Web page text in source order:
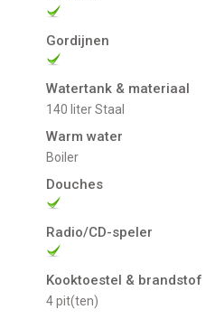
Gordijnen
Watertank & materiaal
140 liter Staal
Warm water
boiler
Douches
Radio/CD-speler
Kooktoestel & brandstof
4 pit(ten)